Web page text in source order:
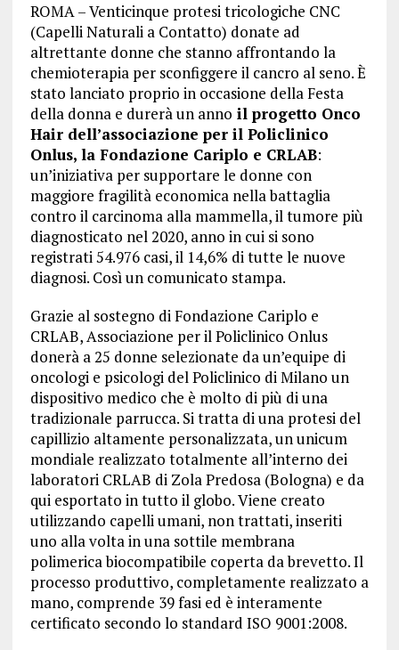
ROMA – Venticinque protesi tricologiche CNC
(Capelli Naturali a Contatto) donate ad
altrettante donne che stanno affrontando la
chemioterapia per sconfiggere il cancro al seno. È
stato lanciato proprio in occasione della Festa
della donna e durerà un anno il progetto Onco
Hair dell’associazione per il Policlinico
Onlus, la Fondazione Cariplo e CRLAB:
un’iniziativa per supportare le donne con
maggiore fragilità economica nella battaglia
contro il carcinoma alla mammella, il tumore più
diagnosticato nel 2020, anno in cui si sono
registrati 54.976 casi, il 14,6% di tutte le nuove
diagnosi. Così un comunicato stampa.
Grazie al sostegno di Fondazione Cariplo e
CRLAB, Associazione per il Policlinico Onlus
donerà a 25 donne selezionate da un’equipe di
oncologi e psicologi del Policlinico di Milano un
dispositivo medico che è molto di più di una
tradizionale parrucca. Si tratta di una protesi del
capillizio altamente personalizzata, un unicum
mondiale realizzato totalmente all’interno dei
laboratori CRLAB di Zola Predosa (Bologna) e da
qui esportato in tutto il globo. Viene creato
utilizzando capelli umani, non trattati, inseriti
uno alla volta in una sottile membrana
polimerica biocompatibile coperta da brevetto. Il
processo produttivo, completamente realizzato a
mano, comprende 39 fasi ed è interamente
certificato secondo lo standard ISO 9001:2008.